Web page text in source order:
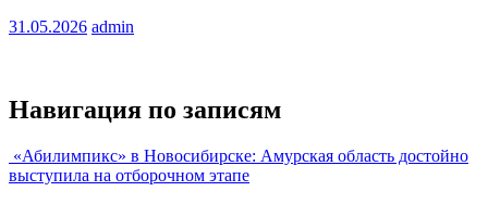
31.05.2026 admin
Навигация по записям
«Абилимпикс» в Новосибирске: Амурская область достойно
выступила на отборочном этапе